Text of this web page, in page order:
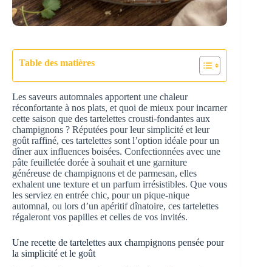
Table des matières
Les saveurs automnales apportent une chaleur
réconfortante à nos plats, et quoi de mieux pour incarner
cette saison que des tartelettes crousti-fondantes aux
champignons ? Réputées pour leur simplicité et leur
goût raffiné, ces tartelettes sont l’option idéale pour un
dîner aux influences boisées. Confectionnées avec une
pâte feuilletée dorée à souhait et une garniture
généreuse de champignons et de parmesan, elles
exhalent une texture et un parfum irrésistibles. Que vous
les serviez en entrée chic, pour un pique-nique
automnal, ou lors d’un apéritif dînatoire, ces tartelettes
régaleront vos papilles et celles de vos invités.
Une recette de tartelettes aux champignons pensée pour
la simplicité et le goût